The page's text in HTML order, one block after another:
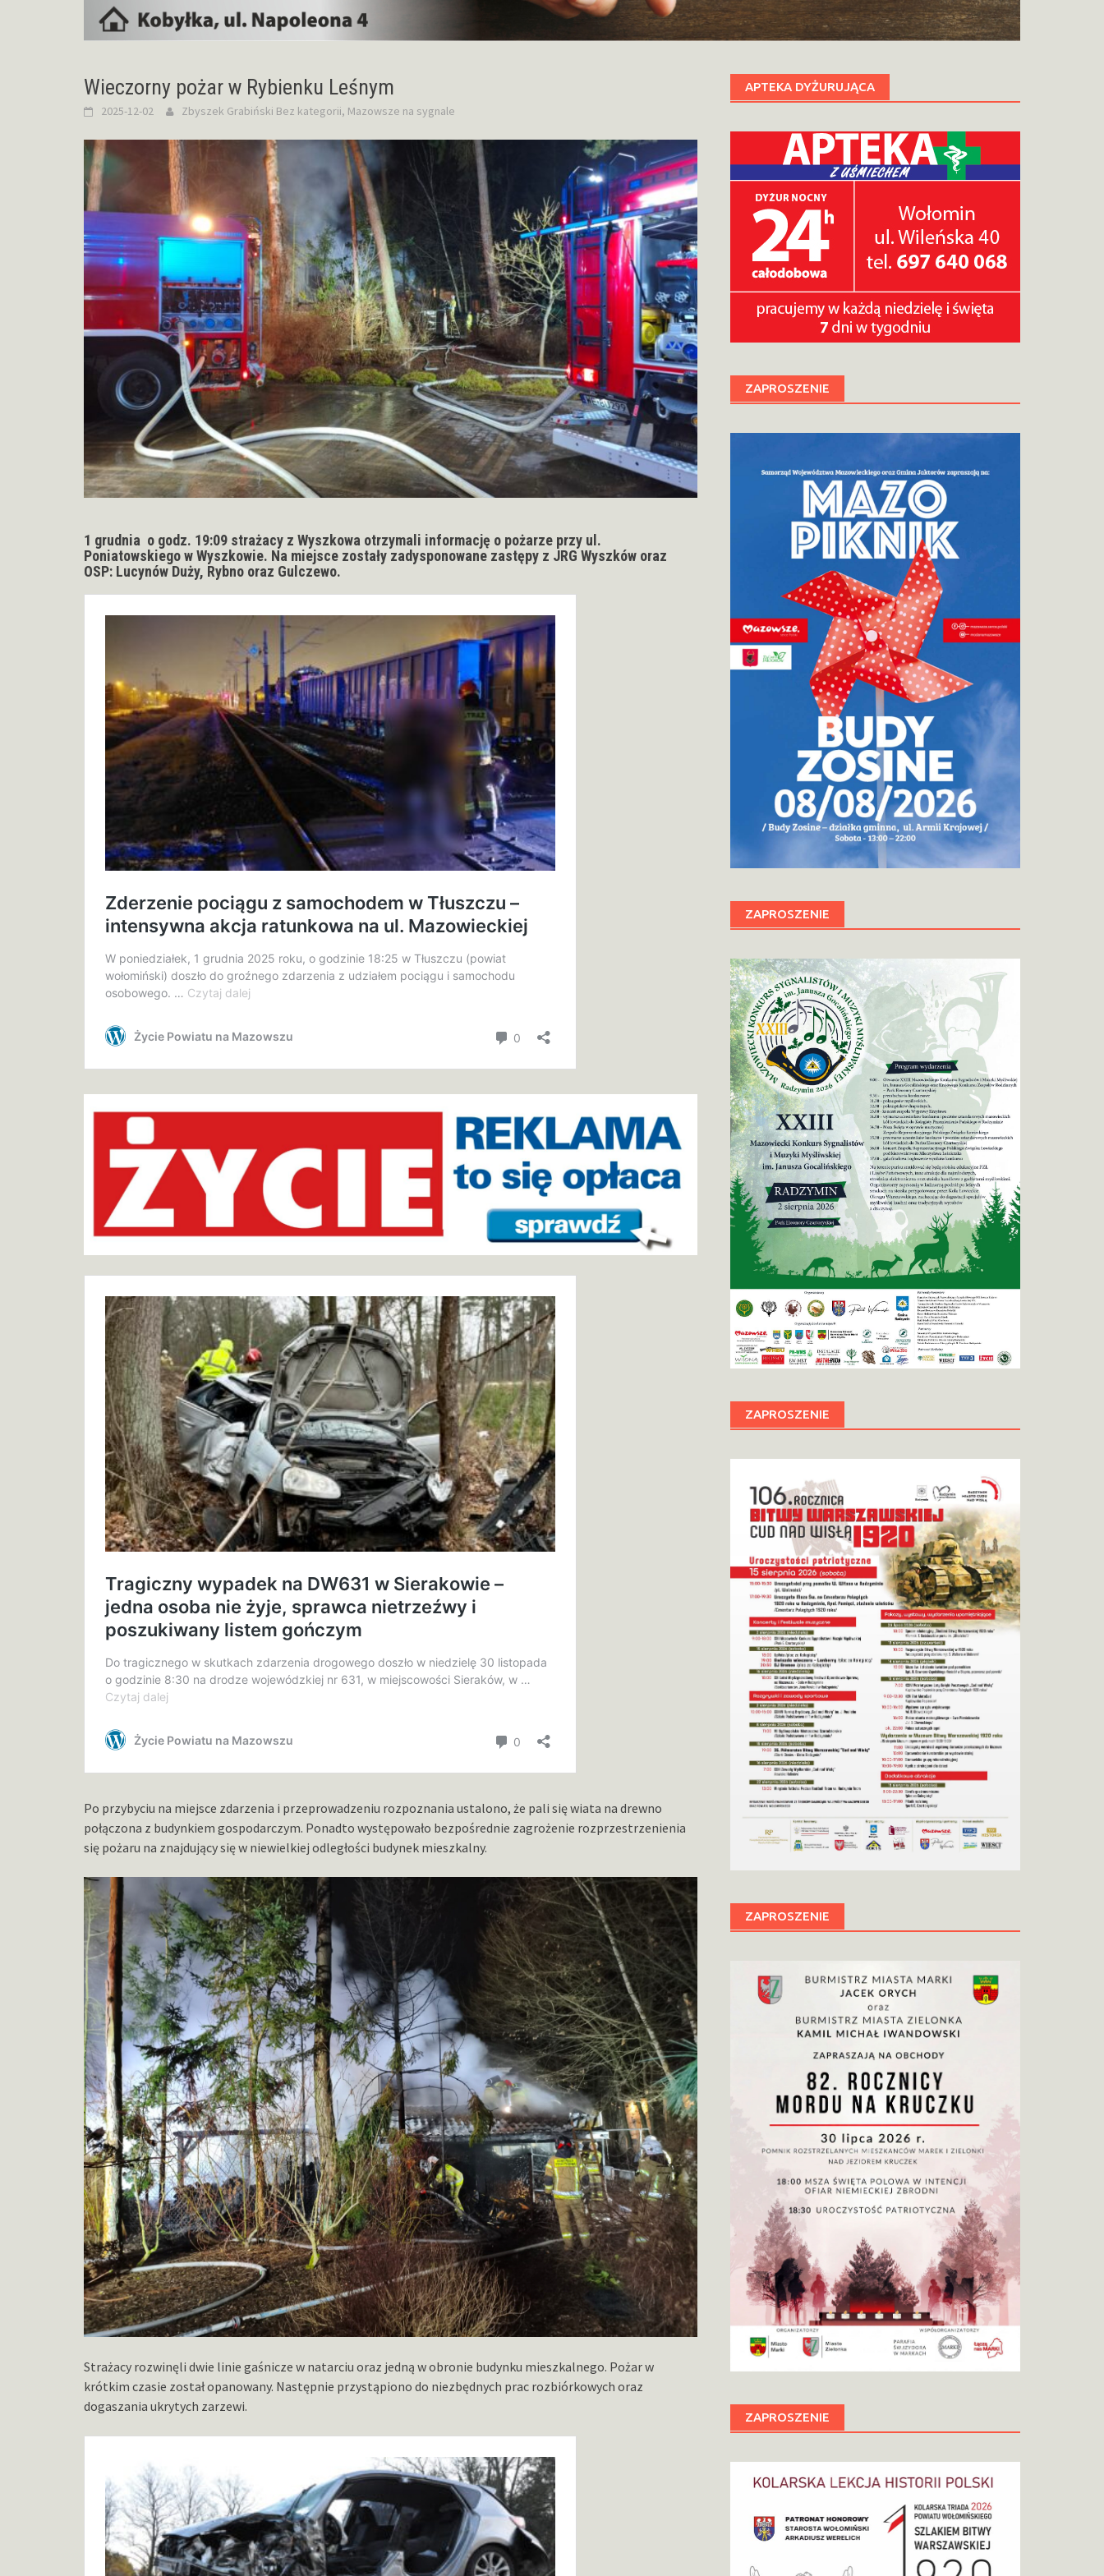
Wieczorny pożar w Rybienku Leśnym
2025-12-02 Zbyszek Grabiński Bez kategorii, Mazowsze na sygnale
1 grudnia o godz. 19:09 strażacy z Wyszkowa otrzymali informację o pożarze przy ul.
Poniatowskiego w Wyszkowie. Na miejsce zostały zadysponowane zastępy z JRG Wyszków oraz
OSP: Lucynów Duży, Rybno oraz Gulczewo.
Po przybyciu na miejsce zdarzenia i przeprowadzeniu rozpoznania ustalono, że pali się wiata na drewno
połączona z budynkiem gospodarczym. Ponadto występowało bezpośrednie zagrożenie rozprzestrzenienia
się pożaru na znajdujący się w niewielkiej odległości budynek mieszkalny.
Strażacy rozwinęli dwie linie gaśnicze w natarciu oraz jedną w obronie budynku mieszkalnego. Pożar w
krótkim czasie został opanowany. Następnie przystąpiono do niezbędnych prac rozbiórkowych oraz
dogaszania ukrytych zarzewi.
APTEKA DYŻURUJĄCA
ZAPROSZENIE
ZAPROSZENIE
ZAPROSZENIE
ZAPROSZENIE
ZAPROSZENIE